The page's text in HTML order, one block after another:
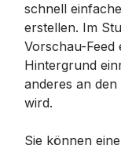
schnell
erstellen. Im
Vorschau-Feed
Hintergrund
anderes an
wird.
Sie können